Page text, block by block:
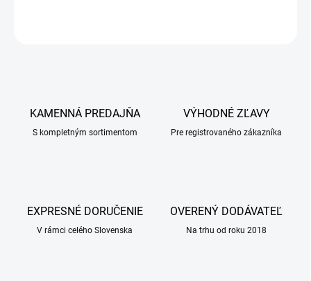
KAMENNÁ PREDAJŇA
S kompletným sortimentom
VÝHODNÉ ZĽAVY
Pre registrovaného zákazníka
EXPRESNÉ DORUČENIE
V rámci celého Slovenska
OVERENÝ DODÁVATEĽ
Na trhu od roku 2018